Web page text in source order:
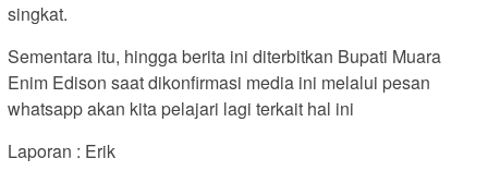
singkat.
Sementara itu, hingga berita ini diterbitkan Bupati Muara
Enim Edison saat dikonfirmasi media ini melalui pesan
whatsapp akan kita pelajari lagi terkait hal ini
Laporan : Erik